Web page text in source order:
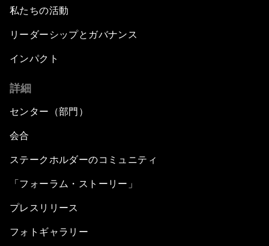
私たちの活動
リーダーシップとガバナンス
インパクト
詳細
センター（部門）
会合
ステークホルダーのコミュニティ
「フォーラム・ストーリー」
プレスリリース
フォトギャラリー